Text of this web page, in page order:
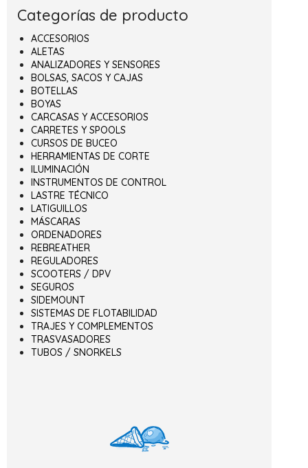
Categorías de producto
ACCESORIOS
ALETAS
ANALIZADORES Y SENSORES
BOLSAS, SACOS Y CAJAS
BOTELLAS
BOYAS
CARCASAS Y ACCESORIOS
CARRETES Y SPOOLS
CURSOS DE BUCEO
HERRAMIENTAS DE CORTE
ILUMINACIÓN
INSTRUMENTOS DE CONTROL
LASTRE TÉCNICO
LATIGUILLOS
MÁSCARAS
ORDENADORES
REBREATHER
REGULADORES
SCOOTERS / DPV
SEGUROS
SIDEMOUNT
SISTEMAS DE FLOTABILIDAD
TRAJES Y COMPLEMENTOS
TRASVASADORES
TUBOS / SNORKELS